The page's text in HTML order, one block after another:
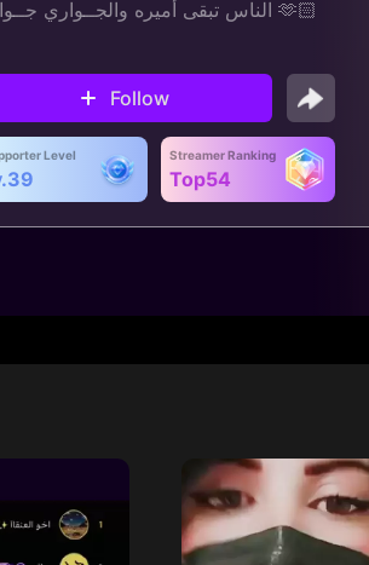
الناس تبقى أميره والجــواري جــواري
Follow
Level Streamer Ranking
Top54